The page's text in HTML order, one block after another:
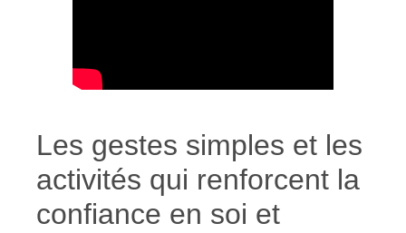
Les gestes simples et les
activités qui renforcent la
confiance en soi et